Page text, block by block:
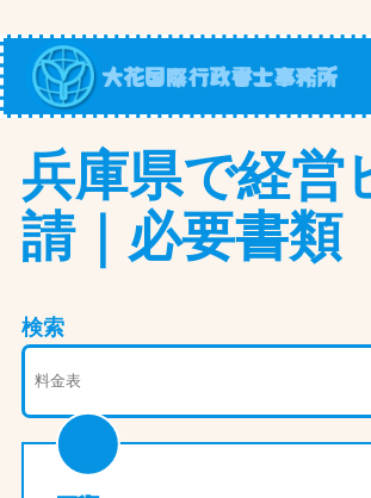
容
を
ス
大花国際行政書士事務所
兵庫県で経営
請｜必要書類
検索